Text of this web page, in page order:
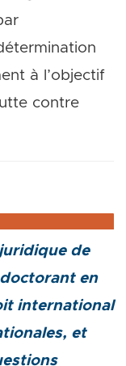
à l’objectif
contre
de
doctorant en
international
et